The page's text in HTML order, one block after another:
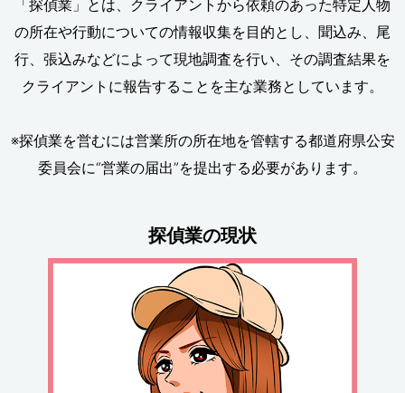
「探偵業」とは、クライアントから依頼のあった特定人物
の所在や行動についての情報収集を目的とし、聞込み、尾
行、張込みなどによって現地調査を行い、その調査結果を
クライアントに報告することを主な業務としています。
※探偵業を営むには営業所の所在地を管轄する都道府県公安
委員会に“営業の届出”を提出する必要があります。
探偵業の現状